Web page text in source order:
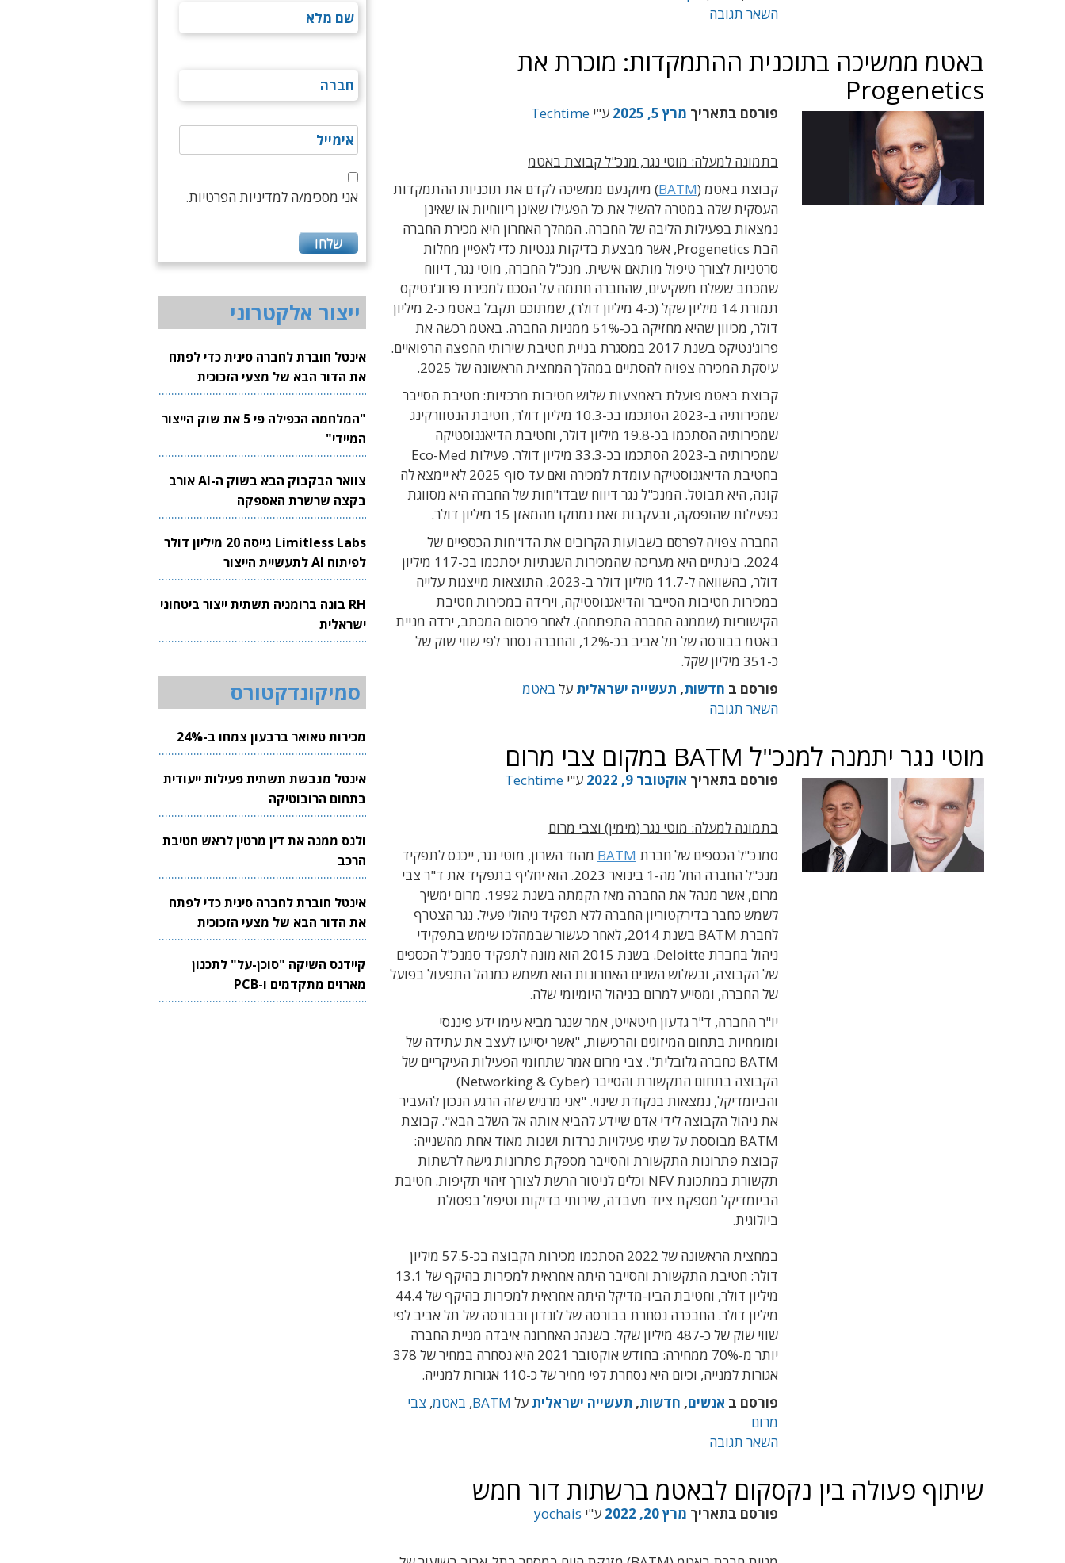
השאר תגובה
באטמ ממשיכה בתוכנית ההתמקדות: מוכרת את
Progenetics
פורסם בתאריך מרץ 5, 2025 ע"י Techtime
בתמונה למעלה: מוטי נגר, מנכ"ל קבוצת באטמ
קבוצת באטמ (BATM) מיוקנעם ממשיכה לקדם את תוכניות ההתמקדות
העסקית שלה במטרה להשיל את כל הפעילו שאינן ריווחיות או שאינן
נמצאות בפעילות הליבה של החברה. המהלך האחרון היא מכירת החברה
הבת Progenetics, אשר מבצעת בדיקות גנטיות כדי לאפיין מחלות
סרטניות לצורך טיפול מותאם אישית. מנכ"ל החברה, מוטי נגר, דיווח
שמכתב ששלח משקיעים, שהחברה חתמה על הסכם למכירת פרוג'נטיקס
תמורת 14 מיליון שקל (כ-4 מיליון דולר), שמתוכם תקבל באטמ כ-2 מיליון
דולר, מכיוון שהיא מחזיקה בכ-51% ממניות החברה. באטמ רכשה את
פרוג'נטיקס בשנת 2017 במסגרת בניית חטיבת שירותי ההפצה הרפואיים.
עיסקת המכירה צפויה להסתיים במהלך המחצית הראשונה של 2025.
קבוצת באטמ פועלת באמצעות שלוש חטיבות מרכזיות: חטיבת הסייבר
שמכירותיה ב-2023 הסתכמו בכ-10.3 מיליון דולר, חטיבת הנטוורקינג
שמכירותיה הסתכמו בכ-19.8 מיליון דולר, וחטיבת הדיאגנוסטיקה
שמכירותיה ב-2023 הסתכמו בכ-33.3 מיליון דולר. פעילות Eco-Med
בחטיבת הדיאגנוסטיקה עומדת למכירה ואם עד סוף 2025 לא יימצא לה
קונה, היא תבוטל. המנכ"ל נגר דיווח שבדו"חות של החברה היא מסווגת
כפעילות שהופסקה, ובעקבות זאת נמחקו מהמאזן 15 מיליון דולר.
החברה צפויה לפרסם בשבועות הקרובים את הדו"חות הכספיים של
2024. בינתיים היא מעריכה שהמכירות השנתיות יסתכמו בכ-117 מיליון
דולר, בהשוואה ל-11.7 מיליון דולר ב-2023. התוצאות מייצגות עלייה
במכירות חטיבות הסייבר והדיאגנוסטיקה, וירידה במכירות חטיבת
הקישוריות (שממנה החברה התפתחה). לאחר פרסום המכתב, ירדה מניית
באטמ בבורסה של תל אביב בכ-12%, והחברה נסחר לפי שווי שוק של
כ-351 מיליון שקל.
פורסם ב חדשות, תעשייה ישראלית על באטמ
השאר תגובה
מוטי נגר יתמנה למנכ"ל BATM במקום צבי מרום
פורסם בתאריך אוקטובר 9, 2022 ע"י Techtime
בתמונה למעלה: מוטי נגר (מימין) וצבי מרום
סמנכ"ל הכספים של חברת BATM מהוד השרון, מוטי נגר, ייכנס לתפקיד
מנכ"ל החברה החל מה-1 בינואר 2023. הוא יחליף בתפקיד את ד"ר צבי
מרום, אשר מנהל את החברה מאז הקמתה בשנת 1992. מרום ימשיך
לשמש כחבר בדירקטוריון החברה ללא תפקיד ניהולי פעיל. נגר הצטרף
לחברת BATM בשנת 2014, לאחר כעשור שבמהלכו שימש בתפקידי
ניהול בחברת Deloitte. בשנת 2015 הוא מונה לתפקיד סמנכ"ל הכספים
של הקבוצה, ובשלוש השנים האחרונות הוא משמש כמנהל התפעול בפועל
של החברה, ומסייע למרום בניהול היומיומי שלה.
יו"ר החברה, ד"ר גדעון חיטאייט, אמר שנגר מביא עימו ידע פיננסי
ומומחיות בתחום המיזוגים והרכישות, "אשר יסייעו לעצב את עתידה של
BATM כחברה גלובלית". צבי מרום אמר שתחומי הפעילות העיקריים של
הקבוצה בתחום התקשורת והסייבר (Networking & Cyber)
והביומדיקל, נמצאות בנקודת שינוי. "אני מרגיש שזה הרגע הנכון להעביר
את ניהול הקבוצה לידי אדם שיידע להביא אותה אל השלב הבא". קבוצת
BATM מבוססת על שתי פעילויות נרדות ושנות מאוד אחת מהשנייה:
קבוצת פתרונות התקשורת והסייבר מספקת פתרונות גישה לרשתות
תקשורת במתכונת NFV וכלים לניטור הרשת לצורך זיהוי תקיפות. חטיבת
הביומדיקל מספקת ציוד מעבדה, שירותי בדיקות וטיפול בפסולת
ביולוגית.
במחצית הראשונה של 2022 הסתכמו מכירות הקבוצה בכ-57.5 מיליון
דולר: חטיבת התקשורת והסייבר היתה אחראית למכירות בהיקף של 13.1
מיליון דולר, וחטיבת הביו-מדיקל היתה אחראית למכירות בהיקף של 44.4
מיליון דולר. החבכרה נסחרת בבורסה של לונדון ובבורסה של תל אביב לפי
שווי שוק של כ-487 מיליון שקל. בשנהנ האחרונה איבדה מניית החברה
יותר מ-70% ממחירה: בחודש אוקטובר 2021 היא נסחרה במחיר של 378
אגורות למנייה, וכיום היא נסחרת לפי מחיר של כ-110 אגורות למנייה.
פורסם ב אנשים, חדשות, תעשייה ישראלית על BATM
, באטמ, צבי
מרום
השאר תגובה
שיתוף פעולה בין נקסקום לבאטמ ברשתות דור חמש
פורסם בתאריך מרץ 20, 2022 ע"י yochais
אני מסכימ/ה למדיניות הפרטיות.
ייצור אלקטרוני
אינטל חוברת לחברה סינית כדי לפתח
את הדור הבא של מצעי הזכוכית
לשבבים
"המלחמה הכפילה פי 5 את שוק הייצור
המיידי"
צוואר הבקבוק הבא בשוק ה-AI אורב
בקצה שרשרת האספקה
Limitless Labs גייסה 20 מיליון דולר
לפיתוח AI לתעשיית הייצור
RH בונה ברומניה תשתית ייצור ביטחוני
ישראלית
סמיקונדקטורס
מכירות טאואר ברבעון צמחו ב-24%
אינטל מגבשת תשתית פעילות ייעודית
בתחום הרובוטיקה
ולנס ממנה את דין מרטין לראש חטיבת
הרכב
אינטל חוברת לחברה סינית כדי לפתח
את הדור הבא של מצעי הזכוכית
לשבבים
קיידנס השיקה "סוכן-על" לתכנון
מארזים מתקדמים ו-PCB